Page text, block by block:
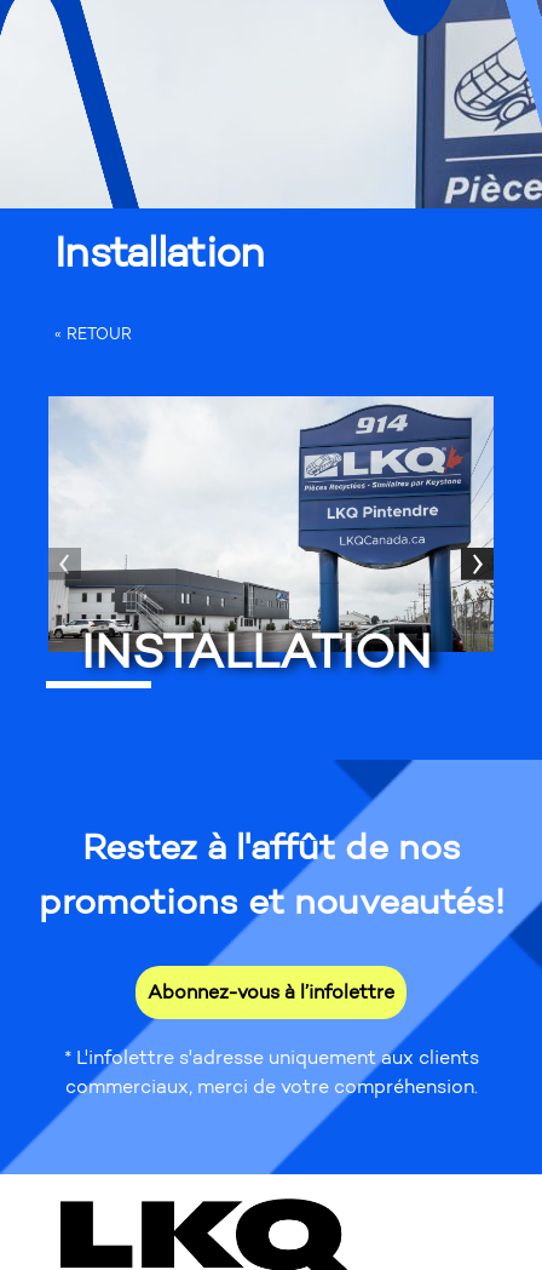
INSTALLATION
Installation
« RETOUR
Restez à l'affût de nos
promotions et nouveautés!
Abonnez-vous à l’infolettre
* L'infolettre s'adresse uniquement aux clients
commerciaux, merci de votre compréhension.